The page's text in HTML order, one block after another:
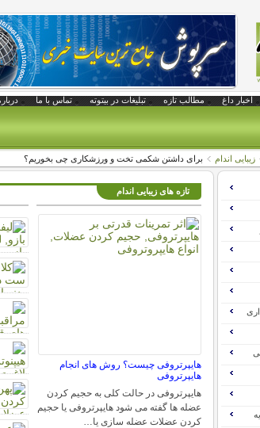
اخبار داغ مطالب تازه تبلیغات در بیتوته تماس با ما
زیبایی اندام برای داشتن شکمی تخت و ورزشکاری چی بخوریم؟
تازه های زیبایی اندام
هایپرتروفی چیست؟ روش های انجام
هایپرتروفی
هایپرتروفی در حالت کلی به حجیم کردن
عضله ها گفته می شود هایپرتروفی یا حجیم
کردن عضلات عضله سازی یا…